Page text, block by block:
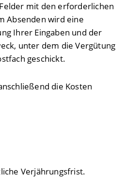
mit den erforderlichen
Absenden wird eine
Ihrer Eingaben und der
unter dem die Vergütung
geschickt.
die Kosten
Verjährungsfrist.